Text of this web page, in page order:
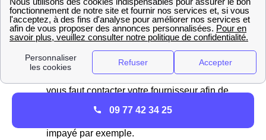
Pour les pannes généralisées il n'y a pas
grand chose à faire à part contacter Enedis
problème et d'éventuellement les prévenir.
Pour les plus petites pannes localisées, il
vous faut contacter votre fournisseur afin de
savoir si votre coupure est normale et qu'elle
impayé par exemple.
09 77 42 34 25